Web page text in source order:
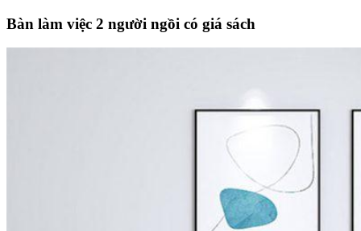
Bàn làm việc 2 người ngồi có giá sách